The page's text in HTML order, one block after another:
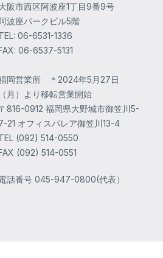
阪市西区阿波座1丁目9番9号
波座パークビル5階
06-6531-1336
06-6537-5131
岡営業所 ＊2024年5月27日
（月）より移転営業開始
816-0912 福岡県大野城市御笠川5-
21 オフィスパレア御笠川13-4
(092) 514-0550
(092) 514-0551
話番号 045-947-0800(代表）